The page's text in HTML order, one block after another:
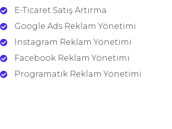
E-Ticaret Satış Artırma
Google Ads Reklam Yönetimi
Instagram Reklam Yönetimi
Facebook Reklam Yönetimi
Programatik Reklam Yönetimi